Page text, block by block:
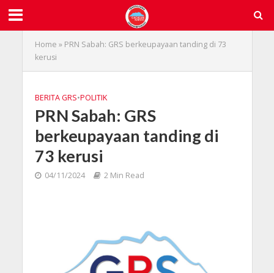
Home » PRN Sabah: GRS berkeupayaan tanding di 73
kerusi
BERITA GRS•POLITIK
PRN Sabah: GRS
berkeupayaan tanding di
73 kerusi
04/11/2024 2 Min Read